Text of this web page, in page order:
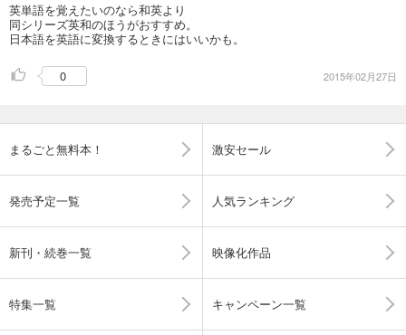
英単語を覚えたいのなら和英より
同シリーズ英和のほうがおすすめ。
日本語を英語に変換するときにはいいかも。
0 2015年02月27日
まるごと無料本！ 激安セール
発売予定一覧 人気ランキング
新刊・続巻一覧 映像化作品
特集一覧 キャンペーン一覧